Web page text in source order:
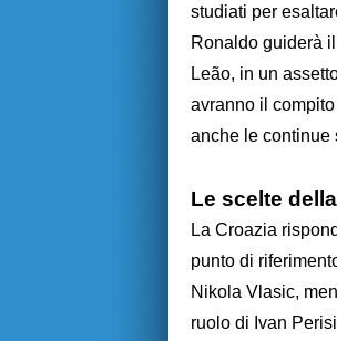
studiati per
Ronaldo guiderà
Leão, in un
avranno il
anche le continue
Le scelte
La Croazia
punto di
Nikola Vlasic,
ruolo di Ivan